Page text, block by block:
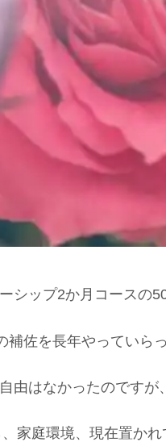
ップ2か月コースの
佐を長年やっていら
由はなかったのですが
家庭環境、現在置か